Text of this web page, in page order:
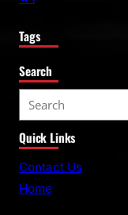
Tags
Search
e
a
r
Quick Links
Contact Us
Home